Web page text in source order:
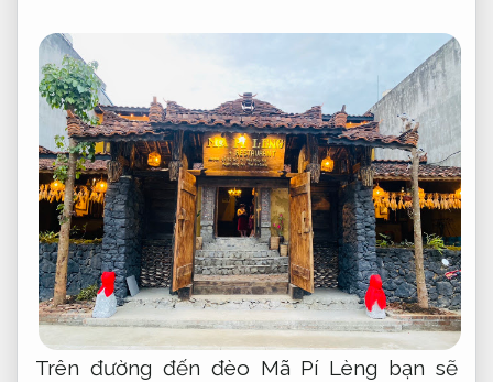
Trên đường đến đèo Mã Pí Lèng bạn sẽ